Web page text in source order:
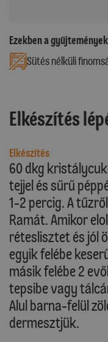
Ezekben a
Sütés nélküli
Elkészítés
Elkészítés
60 dkg
tejjel és sűrű
1-2 percig. A
Ramát. Amikor
réteslisztet és jól
egyik felébe
másik felébe 2
tepsibe vagy
Alul barna-felül
dermesztjük.